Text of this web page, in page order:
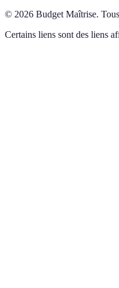
© 2026 Budget Maîtrise.
Certains liens sont des liens